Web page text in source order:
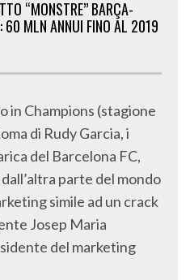
“MONSTRE” BARÇA-
60 MLN ANNUI FINO AL 2019
in Champions (stagione
di Rudy Garcia, i
del Barcelona FC,
parte del mondo
simile ad un crack
Josep Maria
del marketing